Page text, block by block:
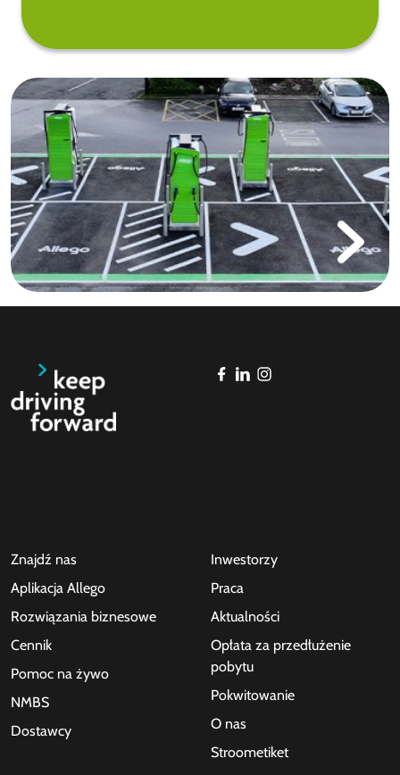
Znajdź nas
Aplikacja Allego
Rozwiązania biznesowe
Cennik
Pomoc na żywo
NMBS
Dostawcy
Inwestorzy
Praca
Aktualności
Opłata za przedłużenie
pobytu
Pokwitowanie
O nas
Stroometiket